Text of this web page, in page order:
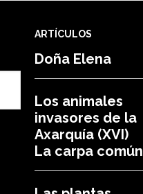
ARTÍCULOS
Doña Elena
Los animales
invasores de la
Axarquía (XVI)
La carpa común